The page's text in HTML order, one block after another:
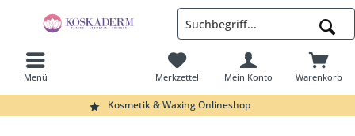
Kosmetik & Waxing Onlineshop
Menü Warenkorb
Merkzettel Mein Konto